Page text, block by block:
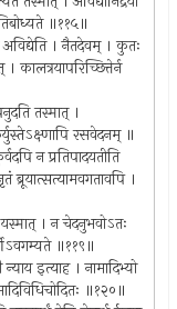
॥११५॥
अविद्येति । नैतदेवम् । कुतः
कालत्रयापरिच्छित्तेर्न
तस्मात् ।
रसवेदनम् ॥
न प्रतिपादयतीति
।
यस्मात् । न चेदनुभवोऽतः
॥११९॥
इत्याह । नामादिभ्यो
॥१२०॥